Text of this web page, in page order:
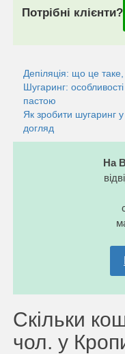
Потрібні клієнти?
Депіляція: що це
Шугаринг:
пастою
Як зробити шугаринг
догляд
На
Скільки
чол. у